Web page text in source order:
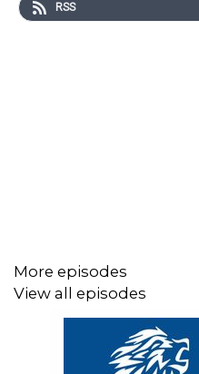
RSS
More episodes
View all episodes